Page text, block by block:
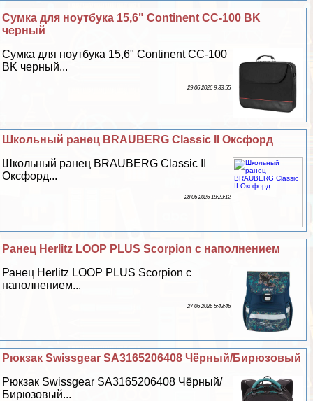
Сумка для ноутбука 15,6" Continent CC-100 BK
черный
Сумка для ноутбука 15,6" Continent CC-100
BK черный...
29 06 2026 9:33:55
Школьный ранец BRAUBERG Classic II Оксфорд
Школьный ранец BRAUBERG Classic II
Оксфорд...
28 06 2026 18:23:12
Ранец Herlitz LOOP PLUS Scorpion с наполнением
Ранец Herlitz LOOP PLUS Scorpion с
наполнением...
27 06 2026 5:43:46
Рюкзак Swissgear SA3165206408 Чёрный/Бирюзовый
Рюкзак Swissgear SA3165206408 Чёрный/
Бирюзовый...